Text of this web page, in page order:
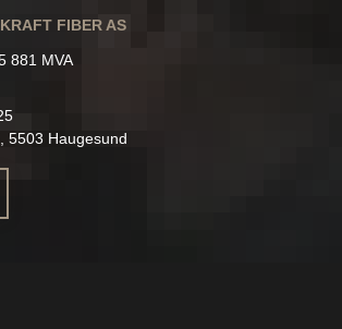
FIBER AS
881 MVA
5503 Haugesund